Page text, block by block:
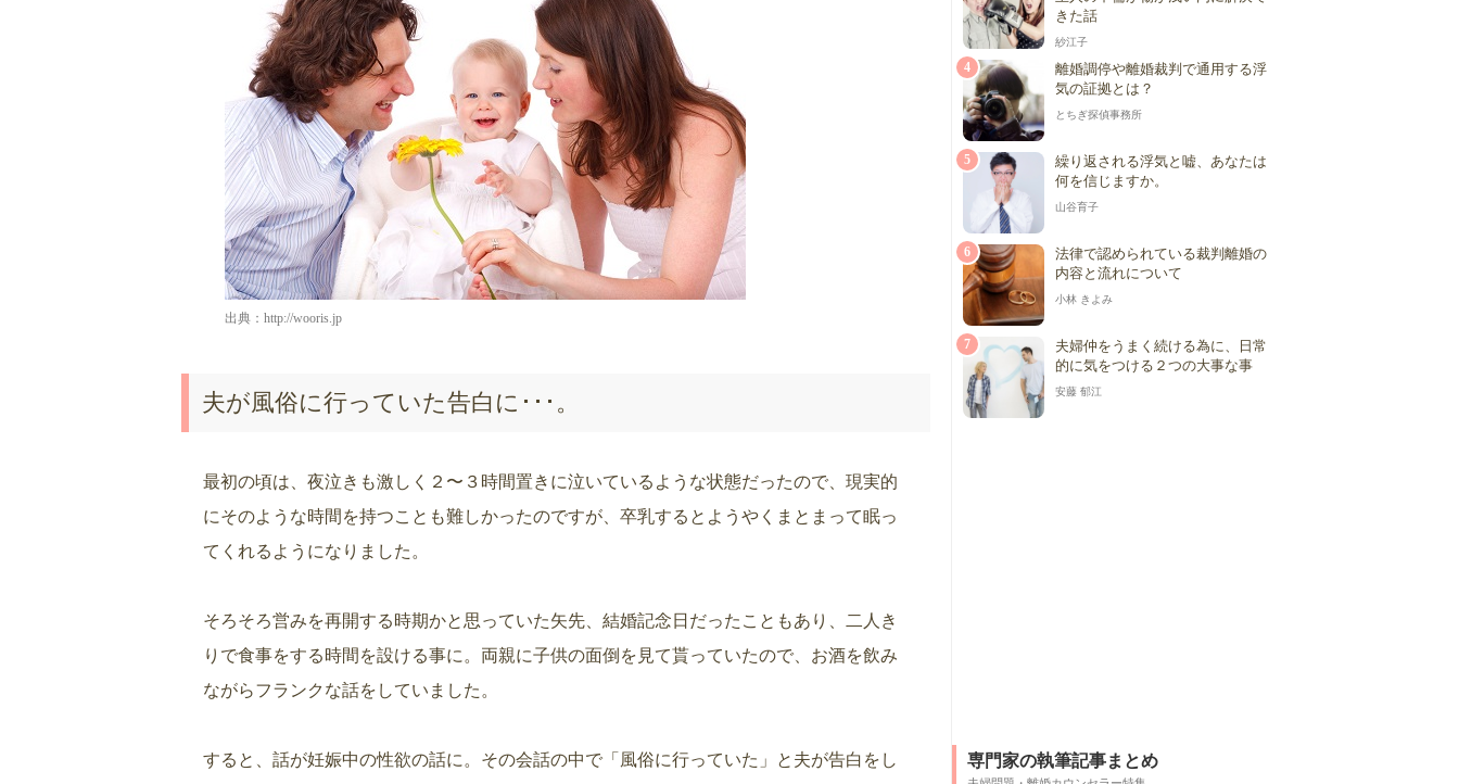
出典： http://wooris.jp
夫が風俗に行っていた告白に･･･。
最初の頃は、夜泣きも激しく２〜３時間置きに泣いているような状態だったので、現実的
にそのような時間を持つことも難しかったのですが、卒乳するとようやくまとまって眠っ
てくれるようになりました。
そろそろ営みを再開する時期かと思っていた矢先、結婚記念日だったこともあり、二人き
りで食事をする時間を設ける事に。両親に子供の面倒を見て貰っていたので、お酒を飲み
ながらフランクな話をしていました。
すると、話が妊娠中の性欲の話に。その会話の中で「風俗に行っていた」と夫が告白をし
きた話
紗江子
4
離婚調停や離婚裁判で通用する浮
気の証拠とは？
とちぎ探偵事務所
5
繰り返される浮気と嘘、あなたは
何を信じますか。
山谷育子
6
法律で認められている裁判離婚の
内容と流れについて
小林 きよみ
7
夫婦仲をうまく続ける為に、日常
的に気をつける２つの大事な事
安藤 郁江
専門家の執筆記事まとめ